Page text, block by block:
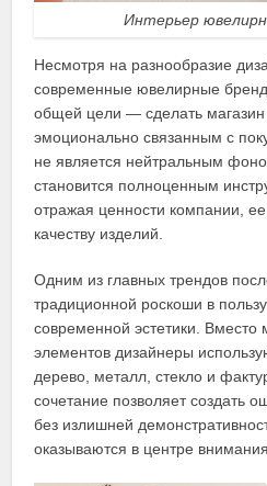
Интерьер
Несмотря на разнообразие
современные ювелирные
общей цели — сделать
эмоционально связанным с
не является нейтральным
становится полноценным
отражая ценности компании,
качеству изделий.
Одним из главных трендов
традиционной роскоши в
современной эстетики. Вместо
элементов дизайнеры
дерево, металл, стекло и
сочетание позволяет создать
без излишней
оказываются в центре